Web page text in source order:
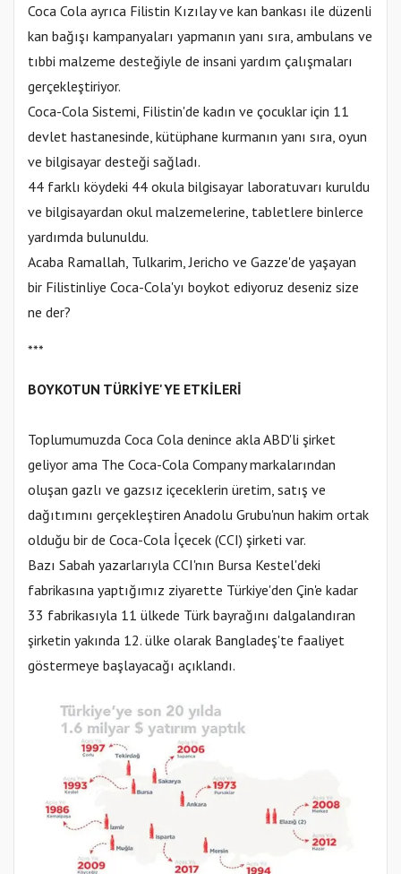
Coca Cola ayrıca Filistin Kızılay ve kan bankası ile düzenli
kan bağışı kampanyaları yapmanın yanı sıra, ambulans ve
tıbbi malzeme desteğiyle de insani yardım çalışmaları
gerçekleştiriyor.
Coca-Cola Sistemi, Filistin'de kadın ve çocuklar için 11
devlet hastanesinde, kütüphane kurmanın yanı sıra, oyun
ve bilgisayar desteği sağladı.
44 farklı köydeki 44 okula bilgisayar laboratuvarı kuruldu
ve bilgisayardan okul malzemelerine, tabletlere binlerce
yardımda bulunuldu.
Acaba Ramallah, Tulkarim, Jericho ve Gazze'de yaşayan
bir Filistinliye Coca-Cola'yı boykot ediyoruz deseniz size
ne der?
***
BOYKOTUN TÜRKİYE'YE ETKİLERİ
Toplumumuzda Coca Cola denince akla ABD'li şirket
geliyor ama The Coca-Cola Company markalarından
oluşan gazlı ve gazsız içeceklerin üretim, satış ve
dağıtımını gerçekleştiren Anadolu Grubu'nun hakim ortak
olduğu bir de Coca-Cola İçecek (CCI) şirketi var.
Bazı Sabah yazarlarıyla CCI'nın Bursa Kestel'deki
fabrikasına yaptığımız ziyarette Türkiye'den Çin'e kadar
33 fabrikasıyla 11 ülkede Türk bayrağını dalgalandıran
şirketin yakında 12. ülke olarak Bangladeş'te faaliyet
göstermeye başlayacağı açıklandı.